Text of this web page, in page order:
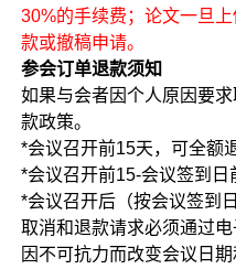
30%的手续费；论文一旦
款或撤稿申请。
参会订单退款须知
如果与会者因个人原因要
款政策。
*会议召开前15天，可全额
*会议召开前15-会议签到日
*会议召开后（按会议签到
取消和退款请求必须通过
因不可抗力而改变会议日